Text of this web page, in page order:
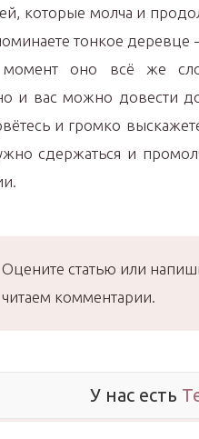
которые молча и
тонкое деревце
момент оно всё же
и вас можно довести
и громко
сдержаться и
Оцените статью или
читаем комментарии.
У нас есть